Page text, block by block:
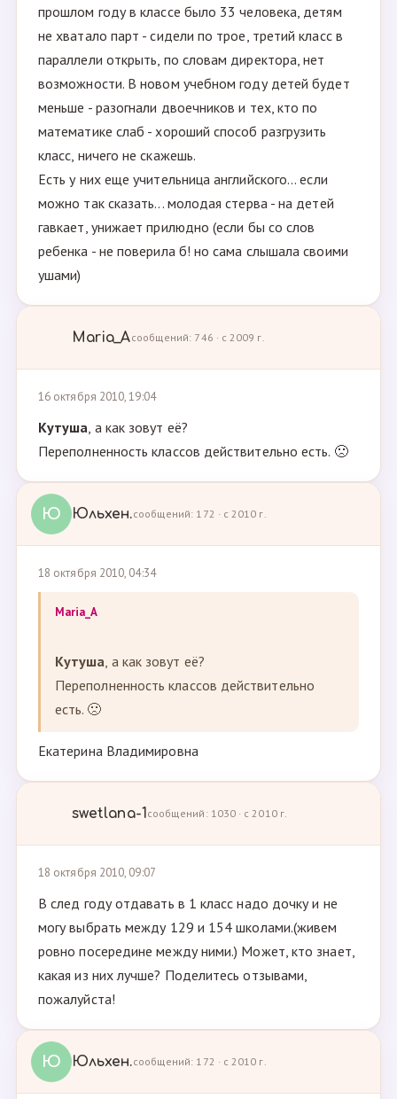
прошлом году в классе было 33 человека, детям
не хватало парт - сидели по трое, третий класс в
параллели открыть, по словам директора, нет
возможности. В новом учебном году детей будет
меньше - разогнали двоечников и тех, кто по
математике слаб - хороший способ разгрузить
класс, ничего не скажешь.
Есть у них еще учительница английского... если
можно так сказать... молодая стерва - на детей
гавкает, унижает прилюдно (если бы со слов
ребенка - не поверила б! но сама слышала своими
ушами)
Maria_Aсообщений: 746 · с 2009 г.
16 октября 2010, 19:04
Кутуша, а как зовут её?
Переполненность классов действительно есть. 🙁
Ю Юльхен.сообщений: 172 · с 2010 г.
18 октября 2010, 04:34
Maria_A
Кутуша, а как зовут её?
Переполненность классов действительно
есть. 🙁
Екатерина Владимировна
swetlana-1сообщений: 1030 · с 2010 г.
18 октября 2010, 09:07
В след году отдавать в 1 класс надо дочку и не
могу выбрать между 129 и 154 школами.(живем
ровно посередине между ними.) Может, кто знает,
какая из них лучше? Поделитесь отзывами,
пожалуйста!
Ю Юльхен.сообщений: 172 · с 2010 г.